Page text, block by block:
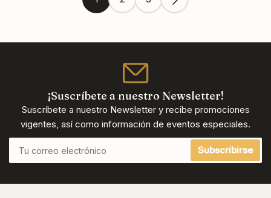
¡Suscríbete a nuestro Newsletter!
Suscríbete a nuestro Newsletter y recibe promociones
vigentes, así como información de eventos especiales.
correo
electrónico
Subscribirse